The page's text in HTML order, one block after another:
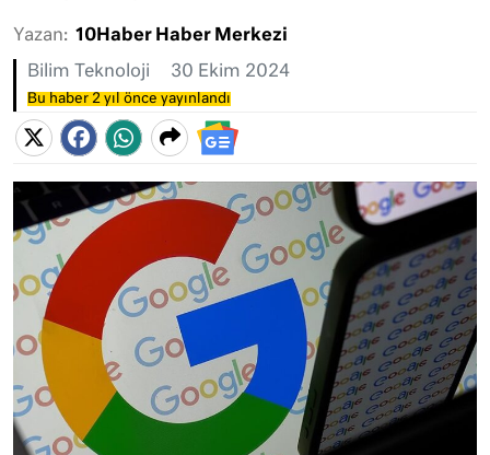
Yazan: 10Haber Haber Merkezi
Bilim Teknoloji 30 Ekim 2024
Bu haber 2 yıl önce yayınlandı